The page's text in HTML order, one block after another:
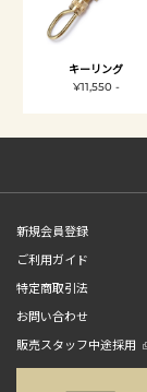
キーリング
¥11,550 -
新規会員登録
ご利用ガイド
特定商取引法
お問い合わせ
販売スタッフ中途採用